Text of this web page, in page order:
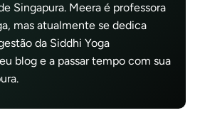
Singapura. Meera é professora
mas atualmente se dedica
da Siddhi Yoga
blog e a passar tempo com sua